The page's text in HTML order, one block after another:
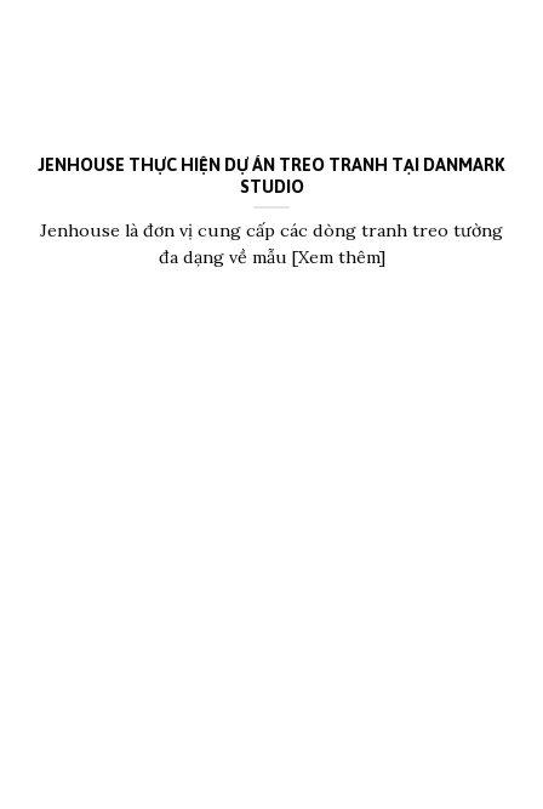
JENHOUSE THỰC HIỆN DỰ ÁN TREO TRANH TẠI DANMARK
STUDIO
Jenhouse là đơn vị cung cấp các dòng tranh treo tường
đa dạng về mẫu [Xem thêm]